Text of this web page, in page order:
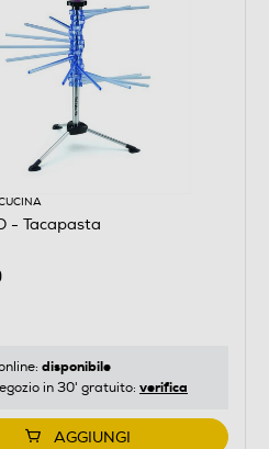
- Tacapasta
disponibile
in 30' gratuito: verifica
AGGIUNGI